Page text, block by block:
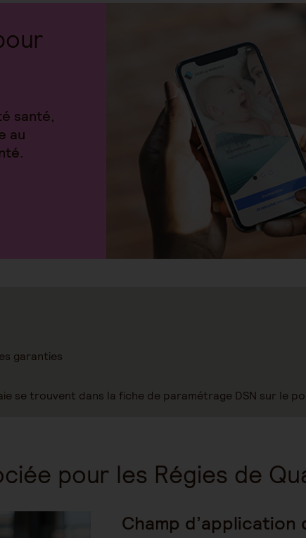
santé,
au
garanties
se trouvent dans la fiche de paramétrage DSN sur le
pour les Régies de
Champ d’application